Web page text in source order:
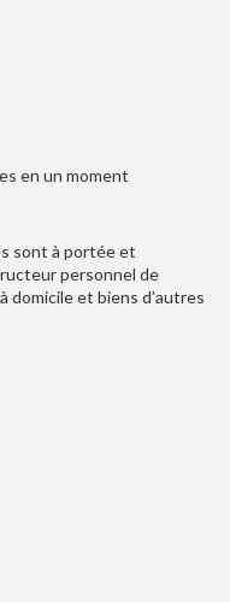
en un moment
sont à portée et
personnel de
domicile et biens d’autres